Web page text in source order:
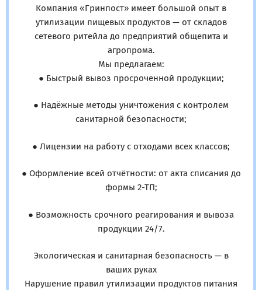
Компания «Гринпост» имеет большой опыт в
утилизации пищевых продуктов — от складов
сетевого ритейла до предприятий общепита и
агропрома.
Мы предлагаем:
● Быстрый вывоз просроченной продукции;
● Надёжные методы уничтожения с контролем
санитарной безопасности;
● Лицензии на работу с отходами всех классов;
● Оформление всей отчётности: от акта списания до
формы 2-ТП;
● Возможность срочного реагирования и вывоза
продукции 24/7.
Экологическая и санитарная безопасность — в
ваших руках
Нарушение правил утилизации продуктов питания